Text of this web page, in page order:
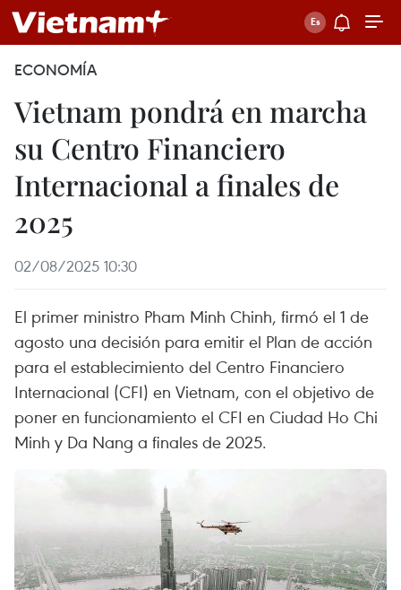
ECONOMÍA
Vietnam pondrá en marcha
su Centro Financiero
Internacional a finales de
2025
02/08/2025 10:30
El primer ministro Pham Minh Chinh, firmó el 1 de
agosto una decisión para emitir el Plan de acción
para el establecimiento del Centro Financiero
Internacional (CFI) en Vietnam, con el objetivo de
poner en funcionamiento el CFI en Ciudad Ho Chi
Minh y Da Nang a finales de 2025.